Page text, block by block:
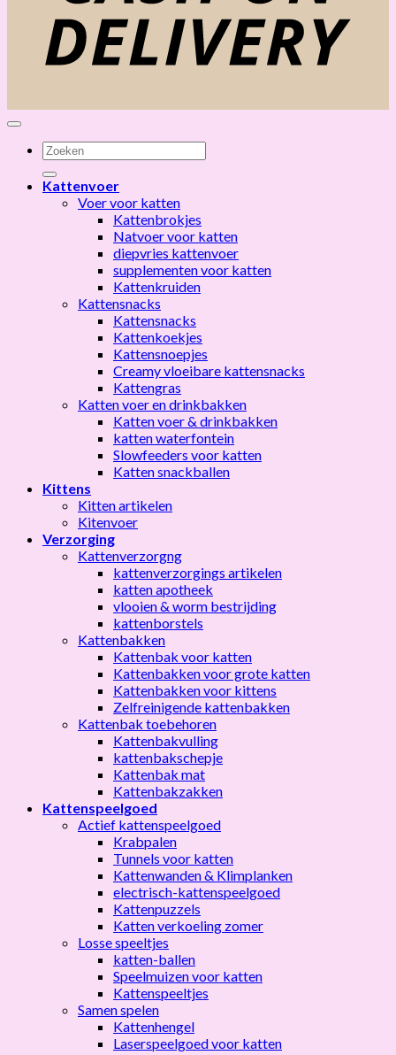
Zoeken
naar:
Kattenvoer
Voer voor katten
Kattenbrokjes
Natvoer voor katten
diepvries kattenvoer
supplementen voor katten
Kattenkruiden
Kattensnacks
Kattensnacks
Kattenkoekjes
Kattensnoepjes
Creamy vloeibare kattensnacks
Kattengras
Katten voer en drinkbakken
Katten voer & drinkbakken
katten waterfontein
Slowfeeders voor katten
Katten snackballen
Kittens
Kitten artikelen
Kitenvoer
Verzorging
Kattenverzorgng
kattenverzorgings artikelen
katten apotheek
vlooien & worm bestrijding
kattenborstels
Kattenbakken
Kattenbak voor katten
Kattenbakken voor grote katten
Kattenbakken voor kittens
Zelfreinigende kattenbakken
Kattenbak toebehoren
Kattenbakvulling
kattenbakschepje
Kattenbak mat
Kattenbakzakken
Kattenspeelgoed
Actief kattenspeelgoed
Krabpalen
Tunnels voor katten
Kattenwanden & Klimplanken
electrisch-kattenspeelgoed
Kattenpuzzels
Katten verkoeling zomer
Losse speeltjes
katten-ballen
Speelmuizen voor katten
Kattenspeeltjes
Samen spelen
Kattenhengel
Laserspeelgoed voor katten